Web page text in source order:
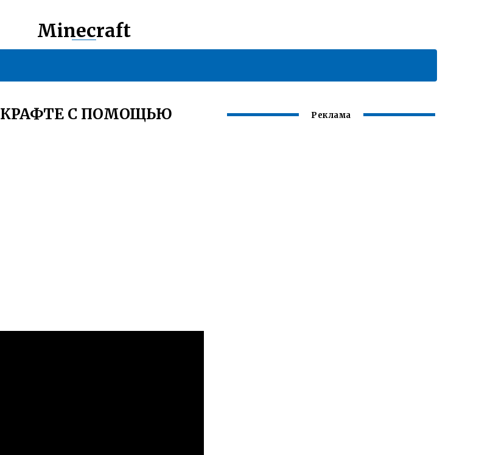
Minecraft
С ПОМОЩЬЮ
Реклама